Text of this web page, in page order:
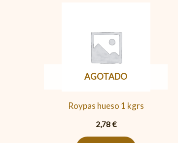
AGOTADO
Roypas hueso 1 kgrs
2,78€